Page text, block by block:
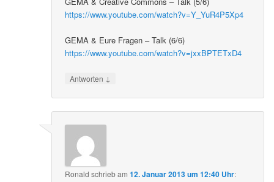
https://www.youtube.com/watch?v=Y_YuR4P5Xp4
GEMA & Eure Fragen – Talk (6/6)
https://www.youtube.com/watch?v=jxxBPTETxD4
Antworten ↓
Ronald schriebam12. Januar 2013 um 12:40 Uhr: